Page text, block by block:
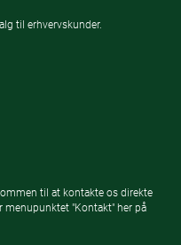
til erhvervskunder.
til at kontakte os direkte
"Kontakt" her på